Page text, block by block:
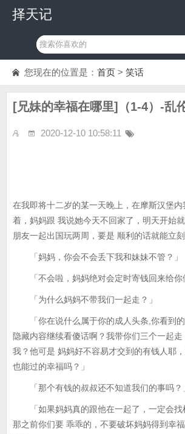
择天记
您现在的位置是： 首页 > 笑话
[兄妹的幸福在哪里]（1-4）-乱
2020-12-10 10:58:11
在我即将十二岁的某一天晚上，在摩斯汉堡
着，妈妈跟 我说她今天不回家了，明天开始
朋友一起出国玩两周，要是 顺利的话就能立
「妈妈，你会不会丢下我和妹妹不管？」
「不会啦，妈妈绝对会定时寄钱回来给你
「为什么妈妈不带我们一起走？」
「你在说什么属于你的成人头条,你看到的
隐藏内容继续看傻话啊？我带你们三个一起
我？他可是 妈妈好不容易才交到的有钱人耶
也能过的幸福吗？」
「那个有钱的叔叔还不知道我们的事吗？
「如果妈妈真的跟他在一起了，一定会找
那之前你们要 乖乖的，不要破坏妈妈得到幸